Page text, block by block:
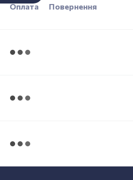
Оплата Повернення